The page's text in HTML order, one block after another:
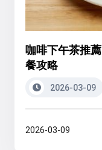
咖啡下午茶推
餐攻略
2026-03-09
2026-03-09